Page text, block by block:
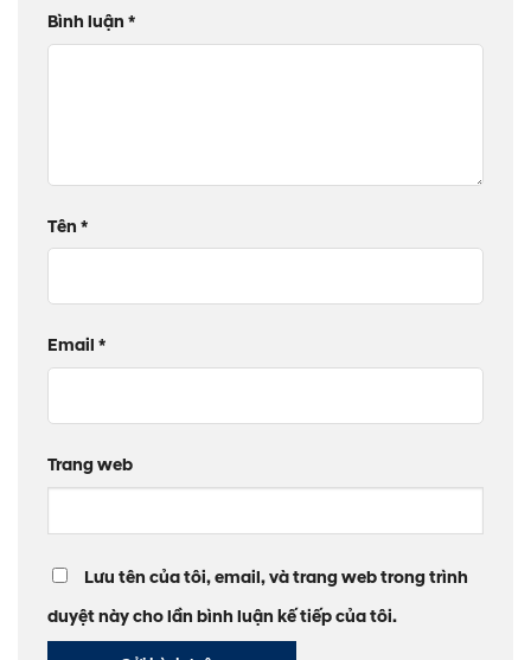
Bình luận *
Tên *
Email *
Trang web
Lưu tên của tôi, email, và trang web trong trình
duyệt này cho lần bình luận kế tiếp của tôi.